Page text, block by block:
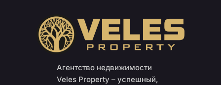
Агентство недвижимости
Veles Property – успешный,